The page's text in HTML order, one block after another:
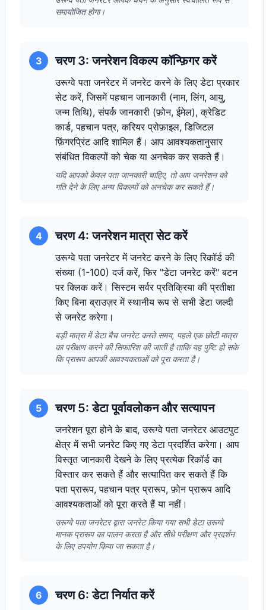
समायोजित होगा।
3 चरण 3: जनरेशन विकल्प कॉन्फ़िगर करें
उरूग्वे पता जनरेटर में जनरेट करने के लिए डेटा प्रकार
सेट करें, जिसमें पहचान जानकारी (नाम, लिंग, आयु,
जन्म तिथि), संपर्क जानकारी (फ़ोन, ईमेल), क्रेडिट
कार्ड, पहचान पत्र, करियर प्रोफ़ाइल, डिजिटल
फ़िंगरप्रिंट आदि शामिल हैं। आप आवश्यकतानुसार
संबंधित विकल्पों को चेक या अनचेक कर सकते हैं।
यदि आपको केवल पता जानकारी चाहिए, तो आप जनरेशन को
गति देने के लिए अन्य विकल्पों को अनचेक कर सकते हैं।
4 चरण 4: जनरेशन मात्रा सेट करें
उरूग्वे पता जनरेटर में जनरेट करने के लिए रिकॉर्ड की
संख्या (1-100) दर्ज करें, फिर "डेटा जनरेट करें" बटन
पर क्लिक करें। सिस्टम सर्वर प्रतिक्रिया की प्रतीक्षा
किए बिना ब्राउज़र में स्थानीय रूप से सभी डेटा जल्दी
से जनरेट करेगा।
बड़ी मात्रा में डेटा बैच जनरेट करते समय, पहले एक छोटी मात्रा
का परीक्षण करने की सिफारिश की जाती है ताकि यह पुष्टि हो सके
कि प्रारूप आपकी आवश्यकताओं को पूरा करता है।
5 चरण 5: डेटा पूर्वावलोकन और सत्यापन
जनरेशन पूरा होने के बाद, उरूग्वे पता जनरेटर आउटपुट
क्षेत्र में सभी जनरेट किए गए डेटा प्रदर्शित करेगा। आप
विस्तृत जानकारी देखने के लिए प्रत्येक रिकॉर्ड का
विस्तार कर सकते हैं और सत्यापित कर सकते हैं कि
पता प्रारूप, पहचान पत्र प्रारूप, फ़ोन प्रारूप आदि
आवश्यकताओं को पूरा करते हैं या नहीं।
उरूग्वे पता जनरेटर द्वारा जनरेट किया गया सभी डेटा उरूग्वे
मानक प्रारूप का पालन करता है और सीधे परीक्षण और प्रदर्शन
के लिए उपयोग किया जा सकता है।
6 चरण 6: डेटा निर्यात करें